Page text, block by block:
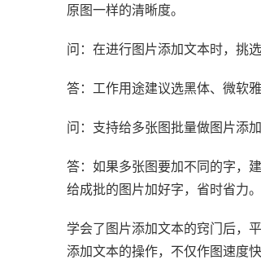
原图一样的清晰度。
问：在进行图片添加文本时，挑
答：工作用途建议选黑体、微软
问：支持给多张图批量做图片添加
答：如果多张图要加不同的字，
给成批的图片加好字，省时省力。
学会了图片添加文本的窍门后，
添加文本的操作，不仅作图速度